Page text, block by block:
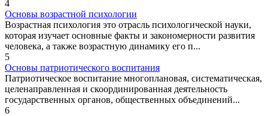
4
Основы возрастной психологии
Возрастная психология это отрасль психологической науки,
которая изучает основные факты и закономерности развития
человека, а также возрастную динамику его п...
5
Основы патриотического воспитания
Патриотическое воспитание многоплановая, систематическая,
целенаправленная и скоординированная деятельность
государственных органов, общественных объединений...
6